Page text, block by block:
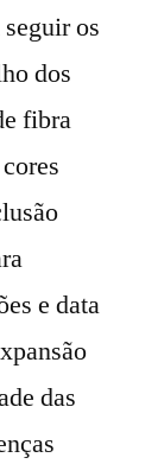
os
dos
fibra
e data
das